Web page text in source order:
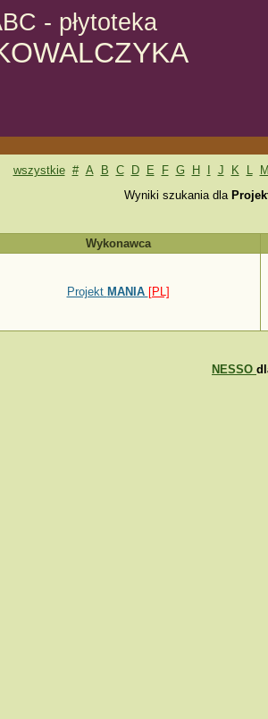
- płytoteka
wszystkie # A B C D E F G H J K L
Wyniki szukania dla
Wykonawca
Projekt MANIA [PL]
NESSO